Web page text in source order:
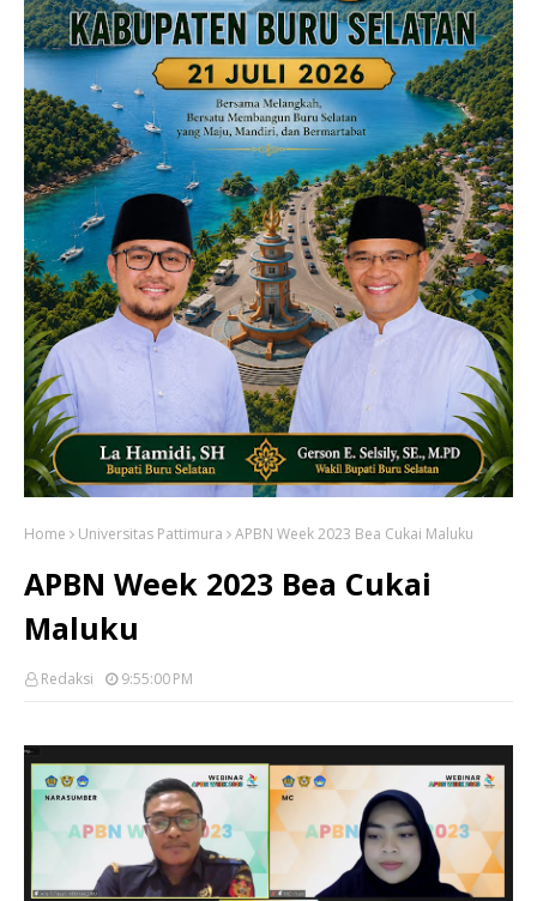
Home Universitas Pattimura APBN Week 2023 Bea Cukai Maluku
APBN Week 2023 Bea Cukai
Maluku
Redaksi 9:55:00 PM